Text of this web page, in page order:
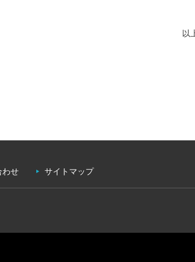
以
わせ サイトマップ